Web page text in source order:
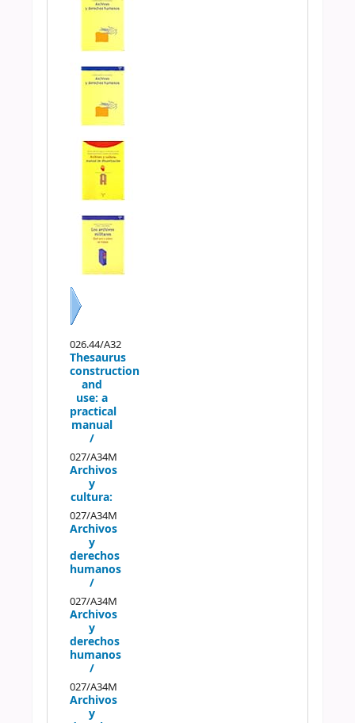
026.44/A32
Thesaurus
construction
and
use: a
practical
manual
/
027/A34M
Archivos
y
cultura:
027/A34M
Archivos
y
derechos
humanos
/
027/A34M
Archivos
y
derechos
humanos
/
027/A34M
Archivos
y